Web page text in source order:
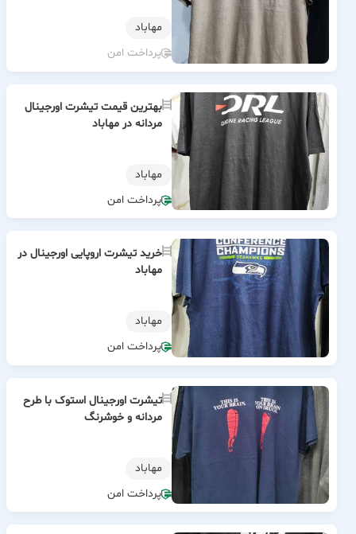
مهاباد
پرداخت امن
بهترین قیمت تیشرت اورجینال
مردانه در مهاباد
مهاباد
پرداخت امن
خرید تیشرت اروپایی اورجینال در
مهاباد
مهاباد
پرداخت امن
تیشرت اورجینال استوک با طرح
مردانه و خوشرنگ
مهاباد
پرداخت امن